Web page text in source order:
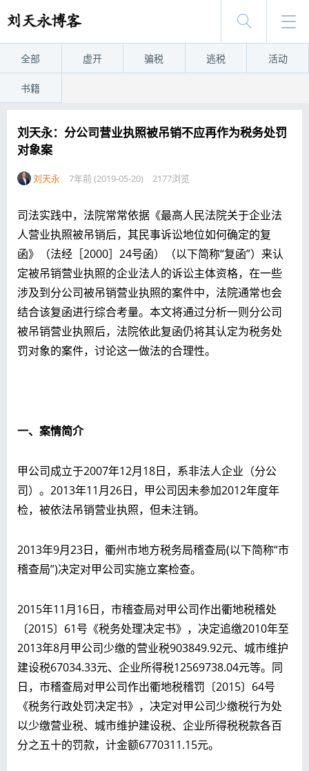
全部 虚开 骗税 逃税 活动
书籍
刘天永：分公司营业执照被吊销不应再作为税务处罚
对象案
刘天永 7年前 (2019-05-20) 2177浏览
司法实践中，法院常常依据《最高人民法院关于企业法
人营业执照被吊销后，其民事诉讼地位如何确定的复
函》（法经［2000］24号函）（以下简称“复函”）来认
定被吊销营业执照的企业法人的诉讼主体资格，在一些
涉及到分公司被吊销营业执照的案件中，法院通常也会
结合该复函进行综合考量。本文将通过分析一则分公司
被吊销营业执照后，法院依此复函仍将其认定为税务处
罚对象的案件，讨论这一做法的合理性。
一、 案情简介
甲公司成立于2007年12月18日，系非法人企业（分公
司）。2013年11月26日，甲公司因未参加2012年度年
检，被依法吊销营业执照，但未注销。
2013年9月23日，衢州市地方税务局稽查局(以下简称“市
稽查局”)决定对甲公司实施立案检查。
2015年11月16日，市稽查局对甲公司作出衢地税稽处
〔2015〕61号《税务处理决定书》，决定追缴2010年至
2013年8月甲公司少缴的营业税903849.92元、城市维护
建设税67034.33元、企业所得税12569738.04元等。同
日，市稽查局对甲公司作出衢地税稽罚〔2015〕64号
《税务行政处罚决定书》，决定对甲公司少缴税行为处
以少缴营业税、城市维护建设税、企业所得税税款各百
分之五十的罚款，计金额6770311.15元。